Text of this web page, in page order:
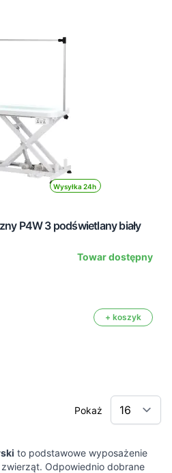
Wysyłka 24h
P4W 3 podświetlany biały
Towar dostępny
+ koszyk
Pokaż
to podstawowe wyposażenie
Odpowiednio dobrane